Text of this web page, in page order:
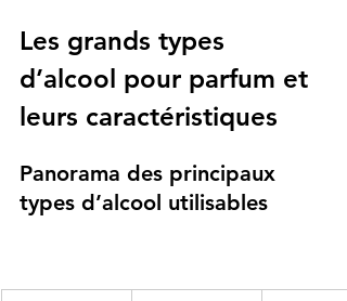
Les grands types
d’alcool pour parfum et
leurs caractéristiques
Panorama des principaux
types d’alcool utilisables